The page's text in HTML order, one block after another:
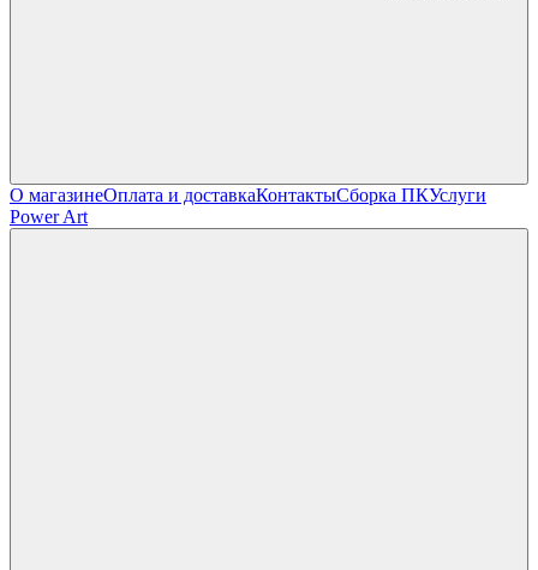
О магазинеОплата и доставкаКонтактыСборка ПКУслуги
Power Art